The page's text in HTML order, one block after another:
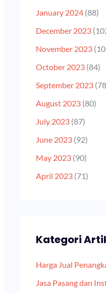
January 2024 (88)
December 2023
November 2023
October 2023 (84)
September 2023
August 2023 (80)
July 2023 (87)
June 2023 (92)
May 2023 (90)
April 2023 (71)
Kategori
Harga Jual
Jasa Pasang dan